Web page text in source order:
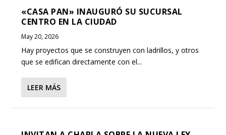
«CASA PAN» INAUGURÓ SU SUCURSAL
CENTRO EN LA CIUDAD
May 20, 2026
Hay proyectos que se construyen con ladrillos, y otros
que se edifican directamente con el...
LEER MÁS